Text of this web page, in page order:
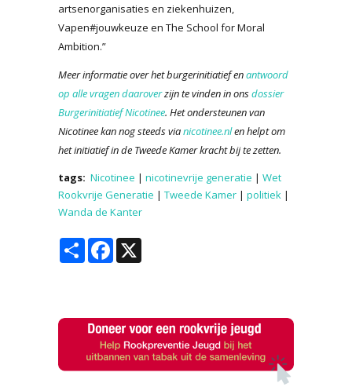
artsenorganisaties en ziekenhuizen,
Vapen#jouwkeuze en The School for Moral
Ambition.”
Meer informatie over het burgerinitiatief enantwoord
op alle vragen daaroverzijn te vinden in onsdossier
Burgerinitiatief Nicotinee. Het ondersteunen van
Nicotinee kan nog steeds vianicotinee.nlen helpt om
het initiatief in de Tweede Kamer kracht bij te zetten.
tags: Nicotinee | nicotinevrije generatie | Wet
Rookvrije Generatie | Tweede Kamer | politiek |
Wanda de Kanter
Share Facebook